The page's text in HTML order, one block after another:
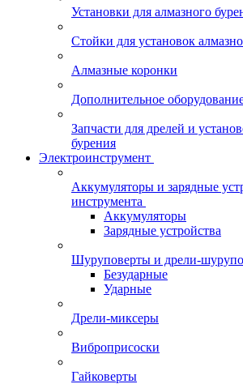
Установки для алмазного
Стойки для установок
Алмазные коронки
Дополнительное
Запчасти для дрелей и
бурения
Электроинструмент
Аккумуляторы и зарядные
инструмента
Аккумуляторы
Зарядные устройства
Шуруповерты и дрели-
Безударные
Ударные
Дрели-миксеры
Виброприсоски
Гайковерты